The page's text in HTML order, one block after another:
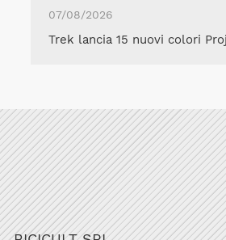
07/08/2026
Trek lancia 15 nuovi colori